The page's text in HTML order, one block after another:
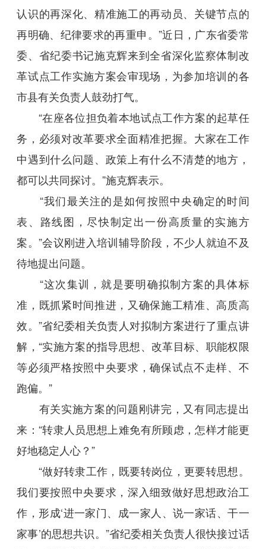
认识的再深化、精准施工的再动员、关键节点的
再明确、纪律要求的再重申。”近日，广东省委常
委、省纪委书记施克辉来到全省深化监察体制改
革试点工作实施方案会审现场，为参加培训的各
市县有关负责人鼓劲打气。
“在座各位担负着本地试点工作方案的起草任
务，必须对改革要求全面精准把握。大家在工作
中遇到什么问题、政策上有什么不清楚的地方，
都可以共同探讨。”施克辉表示。
“我们最关注的是如何按照中央确定的时间
表、路线图，尽快制定出一份高质量的实施方
案。”会议刚进入培训辅导阶段，不少人就迫不及
待地提出问题。
“这次集训，就是要明确拟制方案的具体标
准，既抓紧时间推进，又确保施工精准、高质高
效。”省纪委相关负责人对拟制方案进行了重点讲
解，“实施方案的指导思想、改革目标、职能权限
等必须严格按照中央要求，确保试点不走样、不
跑偏。”
有关实施方案的问题刚讲完，又有同志提出
来：“转隶人员思想上难免有所顾虑，怎样才能更
好地稳定人心？”
“做好转隶工作，既要转岗位，更要转思想。
我们要按照中央要求，深入细致做好思想政治工
作，形成‘进一家门、成一家人、说一家话、干一
家事’的思想共识。”省纪委相关负责人很快接过话